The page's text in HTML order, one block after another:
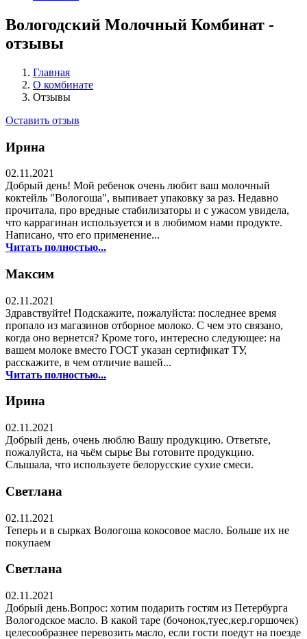
Вологодский Молочный Комбинат -
отзывы
Главная
О комбинате
Отзывы
Оставить отзыв
Ирина
02.11.2021
Добрый день! Мой ребенок очень любит ваш молочный
коктейль "Вологоша", выпивает упаковку за раз. Недавно
прочитала, про вредные стабилизаторы и с ужасом увидела,
что каррагинан используется и в любимом нами продукте.
Написано, что его применение...
Читать полностью...
Максим
02.11.2021
Здравствуйте! Подскажите, пожалуйста: последнее время
пропало из магазинов отборное молоко. С чем это связано,
когда оно вернется? Кроме того, интересно следующее: на
вашем молоке вместо ГОСТ указан сертификат ТУ,
расскажите, в чем отличие вашей...
Читать полностью...
Ирина
02.11.2021
Добрый день, очень люблю Вашу продукцию. Ответьте,
пожалуйста, на чьём сырье Вы готовите продукцию.
Слышала, что используете белорусские сухие смеси.
Светлана
02.11.2021
Теперь и в сырках Вологоша кокосовое масло. Больше их не
покупаем
Светлана
02.11.2021
Добрый день.Вопрос: хотим подарить гостям из Петербурга
Вологодское масло. В какой таре (бочонок,туес,кер.горшочек)
целесообразнее перевозить масло, если гости поедут на поезде